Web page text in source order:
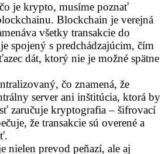
je krypto, musíme poznať
Blockchain je verejná
všetky transakcie do
spojený s predchádzajúcim, čím
dát, ktorý nie je možné spätne
čo znamená, že
server ani inštitúcia, ktorá by
zaručuje kryptografia – šifrovací
že transakcie sú overené a
nielen prevod peňazí, ale aj